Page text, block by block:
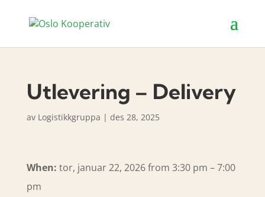
Utlevering – Delivery
av Logistikkgruppa | des 28, 2025
When: tor, januar 22, 2026 from 3:30 pm – 7:00
pm